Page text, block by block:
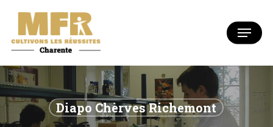
main
Menu
Diapo Chèrves Richemont
Close